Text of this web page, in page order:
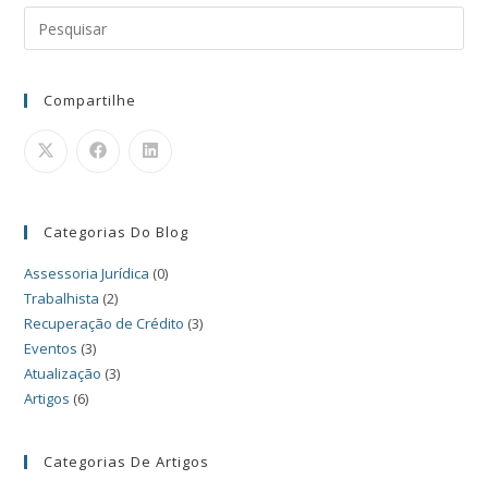
Compartilhe
Categorias Do Blog
Assessoria Jurídica (0)
Trabalhista (2)
Recuperação de Crédito (3)
Eventos (3)
Atualização (3)
Artigos (6)
Categorias De Artigos